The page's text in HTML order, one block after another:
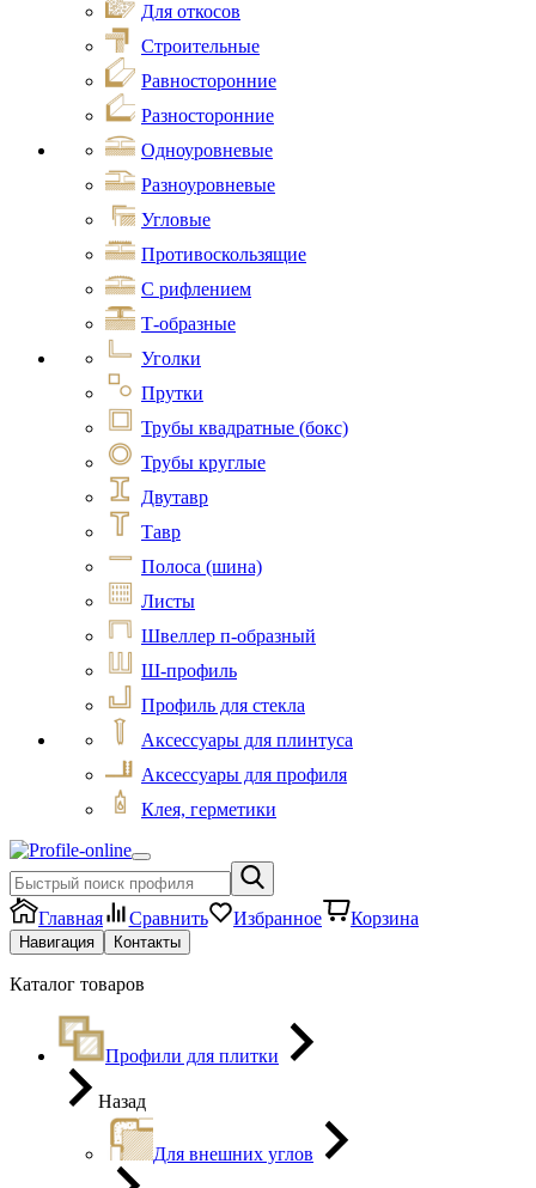
Для откосов
Строительные
Равносторонние
Разносторонние
Одноуровневые
Разноуровневые
Угловые
Противоскользящие
С рифлением
Т-образные
Уголки
Прутки
Трубы квадратные (бокс)
Трубы круглые
Двутавр
Тавр
Полоса (шина)
Листы
Швеллер п-образный
Ш-профиль
Профиль для стекла
Аксессуары для плинтуса
Аксессуары для профиля
Клея, герметики
Главная Сравнить Избранное Корзина
Навигация Контакты
Каталог товаров
Профили для плитки
Назад
Для внешних углов